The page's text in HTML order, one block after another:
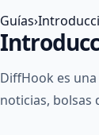
Guías›
DiffHook es
noticias, bolsas